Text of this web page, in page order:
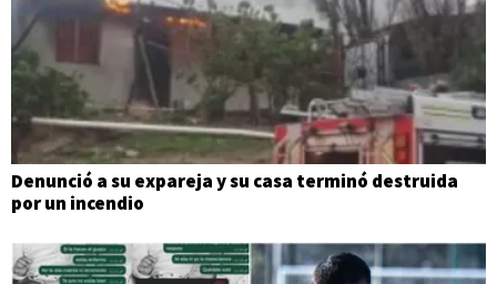
Denunció a su expareja y su casa terminó destruida
por un incendio